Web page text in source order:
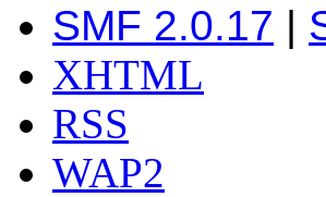
SMF 2.0.17 |
XHTML
RSS
WAP2